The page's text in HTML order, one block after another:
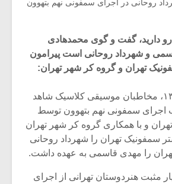
روحانی در اجرای سمفونی نهم بتهوون
دارید، گفت و گوی محمدهادی
و شهرداد روحانی است پیرامون
تهران و گروه کر شهر تهران:
۲۲ و ۲۳ خرداد ۱۳۹۸، مخاطبان موسیقی کلاسیک شاهد
سمفونی نهم بتهوون توسط
و با همکاری گروه کر شهر تهران
سمفونیک تهران را شهرداد روحانی
را مهدی قاسمی به عهده داشت.
مثبت هنردوستان تهرانی از اجرای